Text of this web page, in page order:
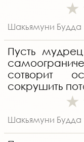
Шакьямуни Будда
Пусть
сотворит
сокрушить
Шакьямуни Будда